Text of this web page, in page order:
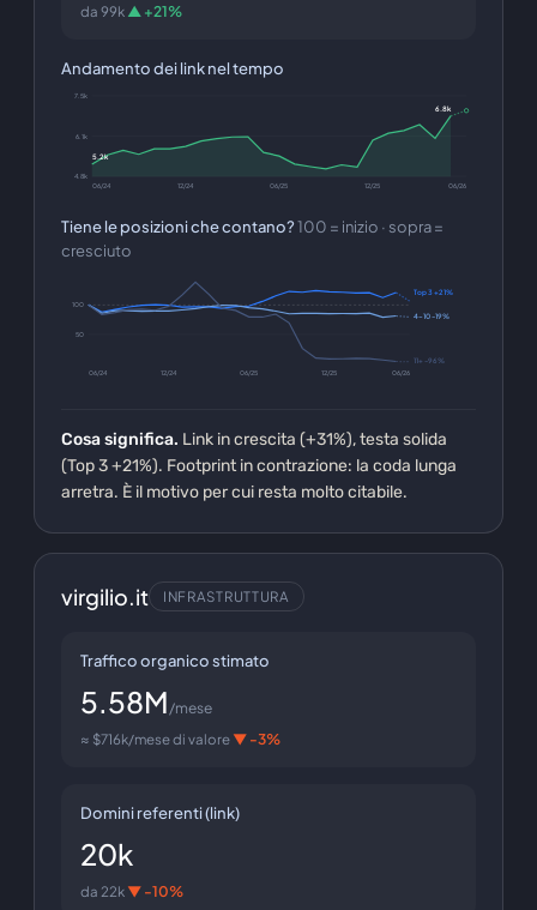
da 99k ▲ +21%
Andamento dei link nel tempo
4.8k
6.1k
7.5k
5.2k
6.8k
06/24 12/24 06/25 12/25 06/26
Tiene le posizioni che contano?100 = inizio · sopra =
cresciuto
50
100
Top 3 +21%
4–10 -19%
11+ -96%
06/24
12/24 06/25 12/25 06/26
Cosa significa. Link in crescita (+31%), testa solida
(Top 3 +21%). Footprint in contrazione: la coda lunga
arretra. È il motivo per cui resta molto citabile.
virgilio.it INFRASTRUTTURA
Traffico organico stimato
5.58M /mese
≈ $716k/mese di valore ▼ -3%
Domini referenti (link)
20k
da 22k ▼ -10%